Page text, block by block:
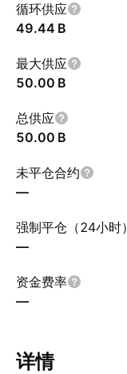
循环供应
‪49.44 B‬
最大供应
‪50.00 B‬
总供应
‪50.00 B‬
未平仓合约
—
强制平仓（24小时）
—
资金费率
—
详情